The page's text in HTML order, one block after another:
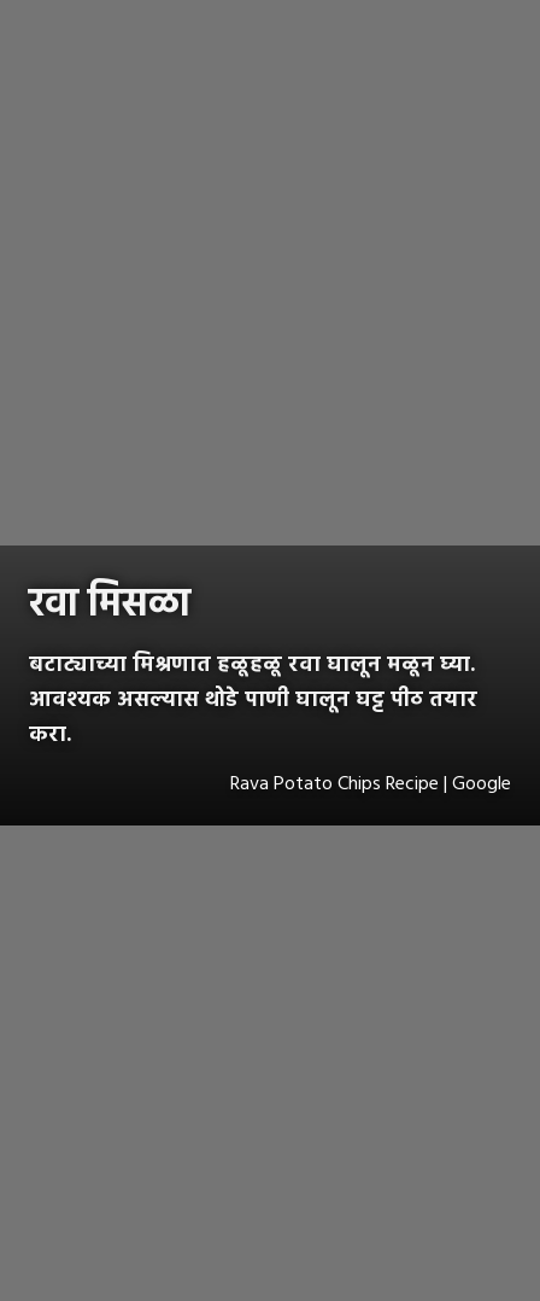
रवा मिसळा
बटाट्याच्या मिश्रणात हळूहळू रवा घालून मळून घ्या.
आवश्यक असल्यास थोडे पाणी घालून घट्ट पीठ तयार
करा.
Rava Potato Chips Recipe | Google